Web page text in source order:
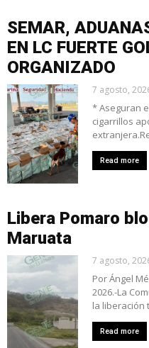
SEMAR,
EN LC FUERTE
ORGANIZADO
7 agosto,
* Aseguran
cigarrillos
Read more
Libera Pomaro
Maruata
7 agosto,
Por Ángel
2026.-La
la liberación
Read more